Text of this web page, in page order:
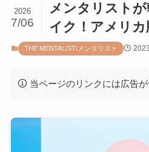
メンタリスト
イク！アメリ
2026
7/06
THE MENTALIST/メンタリスト
当ページのリンクには広告が